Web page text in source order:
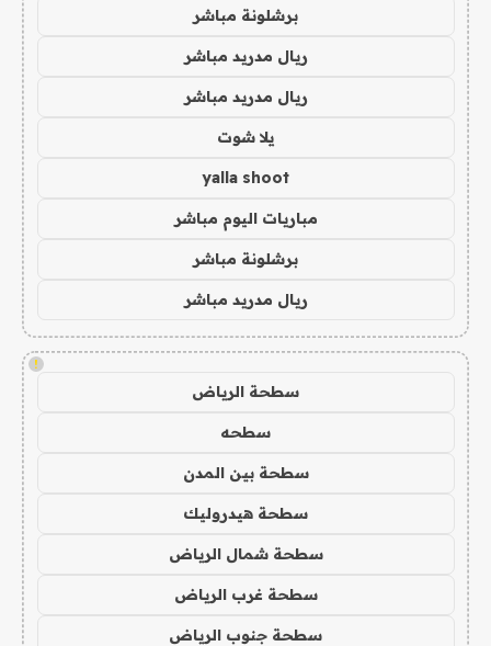
برشلونة مباشر
ريال مدريد مباشر
ريال مدريد مباشر
يلا شوت
yalla shoot
مباريات اليوم مباشر
برشلونة مباشر
ريال مدريد مباشر
!
سطحة الرياض
سطحه
سطحة بين المدن
سطحة هيدروليك
سطحة شمال الرياض
سطحة غرب الرياض
سطحة جنوب الرياض